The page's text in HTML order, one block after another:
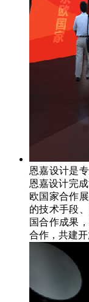
恩嘉设计是
恩嘉设计完
欧国家合作
的技术手段
国合作成果
合作，共建开